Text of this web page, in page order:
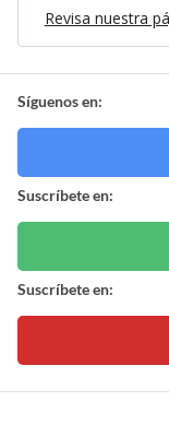
Revisa nuestra
Síguenos en:
Suscríbete en:
Suscríbete en: